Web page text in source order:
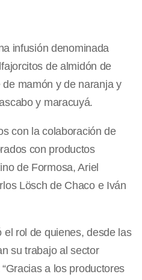
infusión denominada
de almidón de
mamón y de naranja y
y maracuyá.
con la colaboración de
con productos
de Formosa, Ariel
Lösch de Chaco e Iván
el rol de quienes, desde las
su trabajo al sector
a los productores